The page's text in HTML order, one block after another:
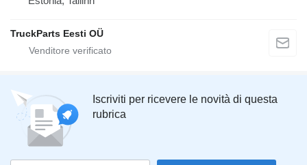
TruckParts Eesti OÜ
Iscriviti per ricevere le novità di questa
rubrica